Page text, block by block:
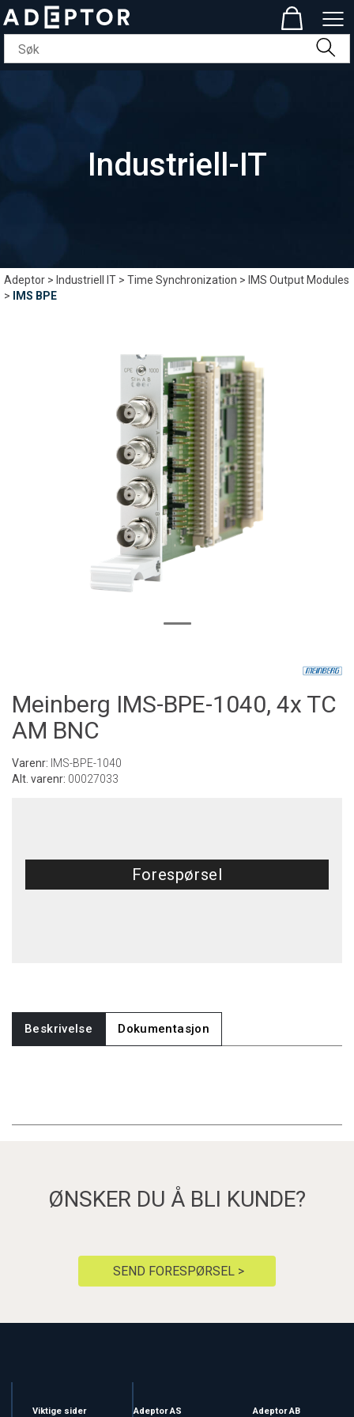
Industriell-IT
Adeptor> Industriell IT>Time Synchronization> IMS Output Modules
>
IMS BPE
Meinberg IMS-BPE-1040, 4x TC
AM BNC
Varenr: IMS-BPE-1040
Alt. varenr: 00027033
Forespørsel
Beskrivelse Dokumentasjon
ØNSKER DU Å BLI KUNDE?
SEND FORESPØRSEL >
Viktige sider Adeptor AS Adeptor AB